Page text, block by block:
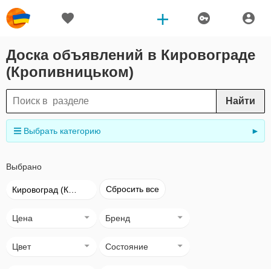
Доска объявлений в Кировограде
(Кропивницьком)
Найти
Выбрать категорию ►
Выбрано
Сбросить все
Цена Бренд
Цвет Состояние